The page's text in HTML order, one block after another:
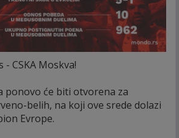
- CSKA Moskva!
ponovo će biti otvorena za
belih, na koji ove srede dolazi
Evrope.